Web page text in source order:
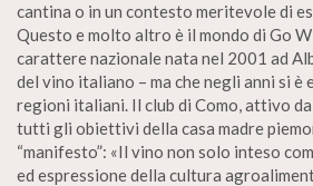
cantina o in un contesto meritevole di
Questo e molto altro è il mondo di Go
carattere nazionale nata nel 2001 ad
del vino italiano – ma che negli anni si è
regioni italiani. Il club di Como, attivo
tutti gli obiettivi della casa madre
“manifesto”: «Il vino non solo inteso
ed espressione della cultura